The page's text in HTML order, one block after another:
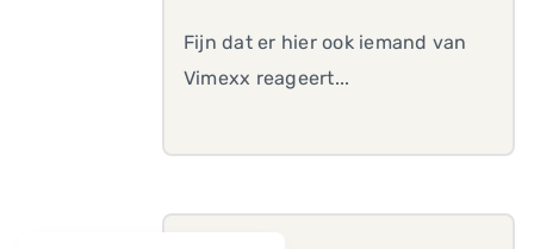
Fijn dat er hier ook iemand van
Vimexx reageert...